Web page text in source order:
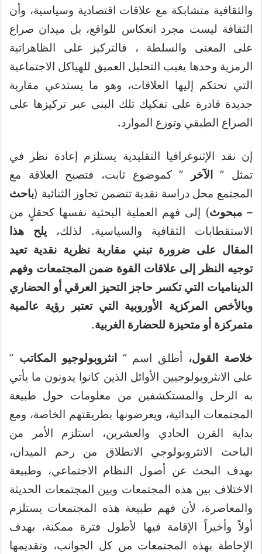
والثقافية متشابكة مع علاقات اقتصادية وسياسية، وأن
الثقافة ليست مجرد انعكاس للواقع، بل ميدان صراع
على المعنى والسلطة ، فالتركيز على الظاهراتية
الرمزية وحدها يغيب التحليل العميق للهياكل الاجتماعية
التي تحتكم إليها العلاقات، وهو ما يستدعي مقاربة
جديدة قادرة على تفكيك تلك البنى عبر تركيزها على
الصراع الطبقي وتوزع الموارد.
إن نقد الإثنوغرافيا التقليدية يستلزم إعادة نظر في
تمثل ”
الآخر
” كموضوع ثابت، فتصبح العلاقة مع
المجتمع محل دراسة نقدية تتضمن تجاوز الثنائية (باحث
– مبحوث) إلى فهم العملية البحثية نفسها كحقلٍ من
الاستقطابات الثقافية والسياسية. لذلك، يلح هذا
المقال على ضرورة تبني مقاربة نظرية نقدية تعيد
توجيه النظر إلى علاقات القوة ضمن المجتمعات وفهم
الديناميات التي تكسر حاجز التحيز العرقي أو الحضاري
وبالأخص المركزية الأوروبية التي تعتبر رؤية عالمية
متمركزة أو متحيزة للحضارة الغربية.
خلاصة القول، أطلق اسم ” انثروبولوجيو المكاتب ”
على الانثروبولوجيين الأوائل الذين كانوا يدونون ما يأتي
به الرحل والمستكشفين من معلومات حول طبيعة
المجتمعات البدائية، ويعرضونها بطريقتهم الخاصة، ومع
بداية القرن الحادي والعشرين، استلزم الأمر من
الباحث الانثروبولوجي الانطلاق من رحم الميدان،
بهدف البحث عن أصول النظام الاجتماعي، وطبيعة
الاختلاف بين هذه المجتمعات وبين المجتمعات الحديثة
والمعاصرة، لأن فهم طبيعة هذه المجتمعات يستلزم
أولاً وأخيراً الإقامة فيها لأطول فترة ممكنة، بهدف
الإحاطة بهذه المجتمعات من كل الجوانب، وتقديمها